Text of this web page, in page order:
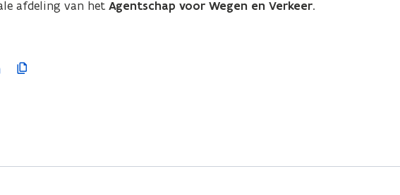
afdeling van hetAgentschap voor Wegen en Verkeer.
K